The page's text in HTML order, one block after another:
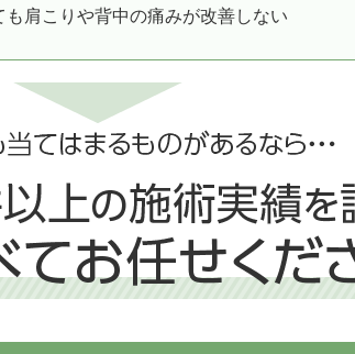
肩こりや背中の痛みが改善しない